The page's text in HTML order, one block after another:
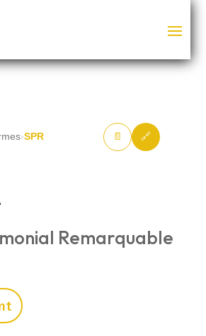
›SPR 📄 🔗
Remarquable